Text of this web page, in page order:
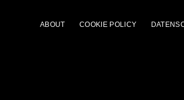
ABOUT COOKIE POLICY